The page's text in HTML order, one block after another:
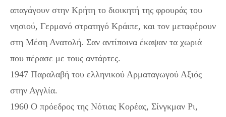
απαγάγουν στην Κρήτη το διοικητή της φρουράς του
νησιού, Γερμανό στρατηγό Κράιπε, και τον μεταφέρουν
στη Μέση Ανατολή. Σαν αντίποινα έκαψαν τα χωριά
που πέρασε με τους αντάρτες.
1947 Παραλαβή του ελληνικού Αρματαγωγού Αξιός
στην Αγγλία.
1960 Ο πρόεδρος της Νότιας Κορέας, Σίνγκμαν Ρι,